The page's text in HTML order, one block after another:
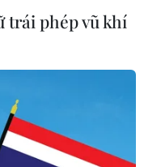
trái phép vũ khí